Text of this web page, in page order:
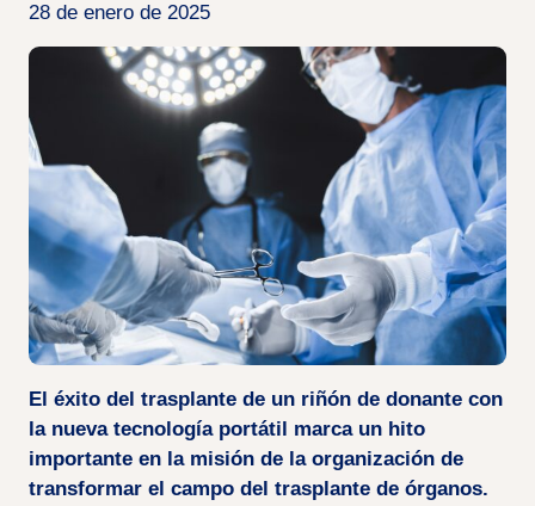
28 de enero de 2025
El éxito del trasplante de un riñón de donante con
la nueva tecnología portátil marca un hito
importante en la misión de la organización de
transformar el campo del trasplante de órganos.